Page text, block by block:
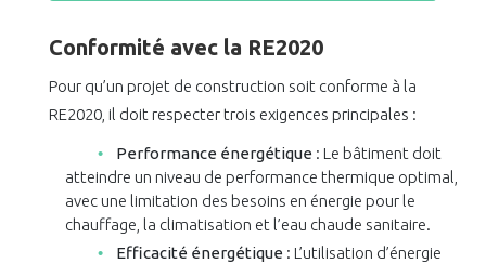
Conformité avec la RE2020
Pour qu’un projet de construction soit conforme à la
RE2020, il doit respecter trois exigences principales :
Performance énergétique : Le bâtiment doit
atteindre un niveau de performance thermique optimal,
avec une limitation des besoins en énergie pour le
chauffage, la climatisation et l’eau chaude sanitaire.
Efficacité énergétique : L’utilisation d’énergie